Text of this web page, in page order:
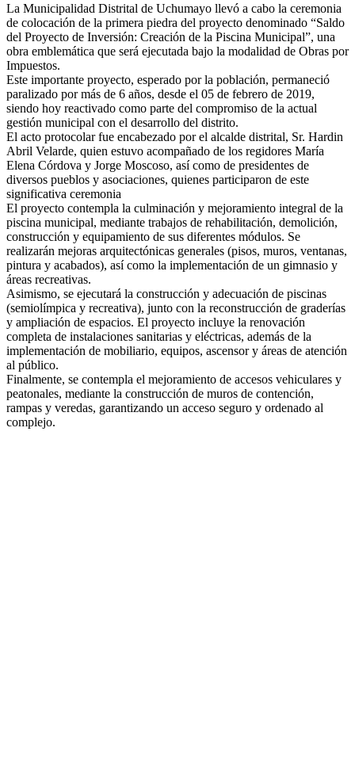
La Municipalidad Distrital de Uchumayo llevó a cabo la ceremonia
de colocación de la primera piedra del proyecto denominado “Saldo
del Proyecto de Inversión: Creación de la Piscina Municipal”, una
obra emblemática que será ejecutada bajo la modalidad de Obras por
Impuestos.
Este importante proyecto, esperado por la población, permaneció
paralizado por más de 6 años, desde el 05 de febrero de 2019,
siendo hoy reactivado como parte del compromiso de la actual
gestión municipal con el desarrollo del distrito.
El acto protocolar fue encabezado por el alcalde distrital, Sr. Hardin
Abril Velarde, quien estuvo acompañado de los regidores María
Elena Córdova y Jorge Moscoso, así como de presidentes de
diversos pueblos y asociaciones, quienes participaron de este
significativa ceremonia
El proyecto contempla la culminación y mejoramiento integral de la
piscina municipal, mediante trabajos de rehabilitación, demolición,
construcción y equipamiento de sus diferentes módulos. Se
realizarán mejoras arquitectónicas generales (pisos, muros, ventanas,
pintura y acabados), así como la implementación de un gimnasio y
áreas recreativas.
Asimismo, se ejecutará la construcción y adecuación de piscinas
(semiolímpica y recreativa), junto con la reconstrucción de graderías
y ampliación de espacios. El proyecto incluye la renovación
completa de instalaciones sanitarias y eléctricas, además de la
implementación de mobiliario, equipos, ascensor y áreas de atención
al público.
Finalmente, se contempla el mejoramiento de accesos vehiculares y
peatonales, mediante la construcción de muros de contención,
rampas y veredas, garantizando un acceso seguro y ordenado al
complejo.